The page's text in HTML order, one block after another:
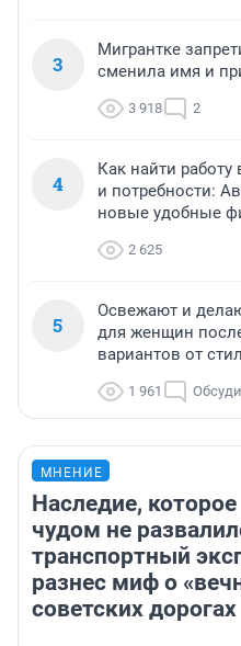
3
Мигрантке
сменила имя и
3 918 2
4
Как найти работу
и потребности:
новые удобные
2 625
5
Освежают и
для женщин
вариантов от
1 961
МНЕНИЕ
Наследие, которое
чудом не
транспортный
разнес миф о
советских дорогах